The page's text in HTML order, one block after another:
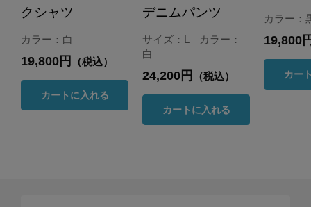
クシャツ
カラー：白
19,800円 （税込）
カートに入れる
デニムパンツ
サイズ：L カラー：
白
24,200円 （税込）
カートに入れる
カラー：
19,800
カー